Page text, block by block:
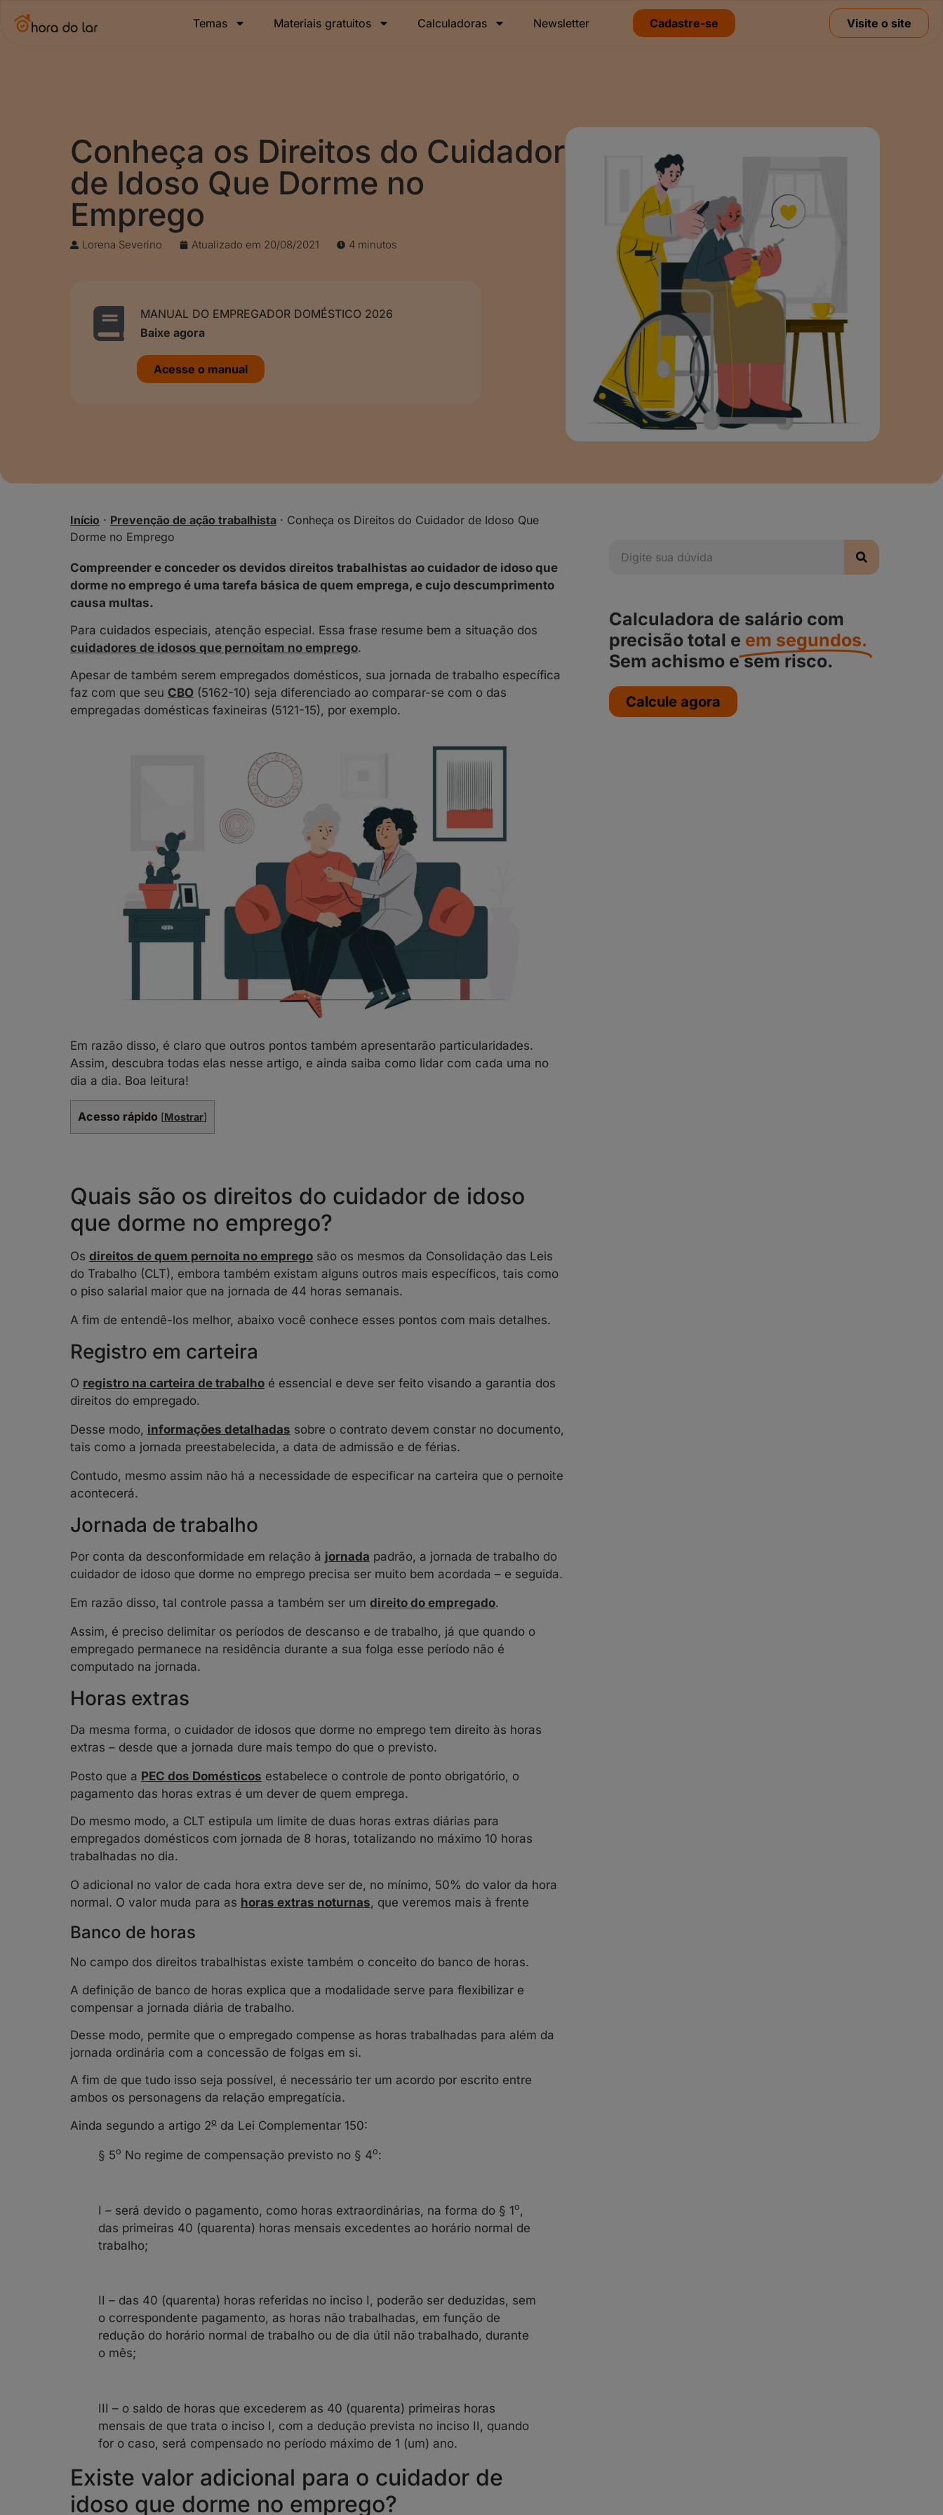
Temas Materiais gratuitos Calculadoras Newsletter Cadastre-se Visite o site
Conheça os Direitos do Cuidador
de Idoso Que Dorme no
Emprego
Lorena Severino Atualizado em 20/08/2021 4 minutos
MANUAL DO EMPREGADOR DOMÉSTICO 2026
Baixe agora
Acesse o manual
Início · Prevenção de ação trabalhista · Conheça os Direitos do Cuidador de Idoso Que
Dorme no Emprego
Compreender e conceder os devidos direitos trabalhistas ao cuidador de idoso que
dorme no emprego é uma tarefa básica de quem emprega, e cujo descumprimento
causa multas.
Para cuidados especiais, atenção especial. Essa frase resume bem a situação dos
cuidadores de idosos que pernoitam no emprego.
Apesar de também serem empregados domésticos, sua jornada de trabalho específica
faz com que seu CBO (5162-10) seja diferenciado ao comparar-se com o das
empregadas domésticas faxineiras (5121-15), por exemplo.
Em razão disso, é claro que outros pontos também apresentarão particularidades.
Assim, descubra todas elas nesse artigo, e ainda saiba como lidar com cada uma no
dia a dia. Boa leitura!
Acesso rápido [Mostrar]
Quais são os direitos do cuidador de idoso
que dorme no emprego?
Os direitos de quem pernoita no emprego são os mesmos da Consolidação das Leis
do Trabalho (CLT), embora também existam alguns outros mais específicos, tais como
o piso salarial maior que na jornada de 44 horas semanais.
A fim de entendê-los melhor, abaixo você conhece esses pontos com mais detalhes.
Registro em carteira
O registro na carteira de trabalho é essencial e deve ser feito visando a garantia dos
direitos do empregado.
Desse modo, informações detalhadas sobre o contrato devem constar no documento,
tais como a jornada preestabelecida, a data de admissão e de férias.
Contudo, mesmo assim não há a necessidade de especificar na carteira que o pernoite
acontecerá.
Jornada de trabalho
Por conta da desconformidade em relação à jornada padrão, a jornada de trabalho do
cuidador de idoso que dorme no emprego precisa ser muito bem acordada – e seguida.
Em razão disso, tal controle passa a também ser um direito do empregado.
Assim, é preciso delimitar os períodos de descanso e de trabalho, já que quando o
empregado permanece na residência durante a sua folga esse período não é
computado na jornada.
Horas extras
Da mesma forma, o cuidador de idosos que dorme no emprego tem direito às horas
extras – desde que a jornada dure mais tempo do que o previsto.
Posto que a PEC dos Domésticos estabelece o controle de ponto obrigatório, o
pagamento das horas extras é um dever de quem emprega.
Do mesmo modo, a CLT estipula um limite de duas horas extras diárias para
empregados domésticos com jornada de 8 horas, totalizando no máximo 10 horas
trabalhadas no dia.
O adicional no valor de cada hora extra deve ser de, no mínimo, 50% do valor da hora
normal. O valor muda para as horas extras noturnas, que veremos mais à frente
Banco de horas
No campo dos direitos trabalhistas existe também o conceito do banco de horas.
A definição de banco de horas explica que a modalidade serve para flexibilizar e
compensar a jornada diária de trabalho.
Desse modo, permite que o empregado compense as horas trabalhadas para além da
jornada ordinária com a concessão de folgas em si.
A fim de que tudo isso seja possível, é necessário ter um acordo por escrito entre
ambos os personagens da relação empregatícia.
Ainda segundo a artigo 2o da Lei Complementar 150:
§ 5o No regime de compensação previsto no § 4o:
I – será devido o pagamento, como horas extraordinárias, na forma do § 1o ,
das primeiras 40 (quarenta) horas mensais excedentes ao horário normal de
trabalho;
II – das 40 (quarenta) horas referidas no inciso I, poderão ser deduzidas, sem
o correspondente pagamento, as horas não trabalhadas, em função de
redução do horário normal de trabalho ou de dia útil não trabalhado, durante
o mês;
III – o saldo de horas que excederem as 40 (quarenta) primeiras horas
mensais de que trata o inciso I, com a dedução prevista no inciso II, quando
for o caso, será compensado no período máximo de 1 (um) ano.
Existe valor adicional para o cuidador de
idoso que dorme no emprego?
Calculadora de salário com
precisão total e em segundos.
Sem achismo e sem risco.
Calcule agora